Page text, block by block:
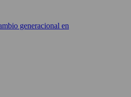
generacional en